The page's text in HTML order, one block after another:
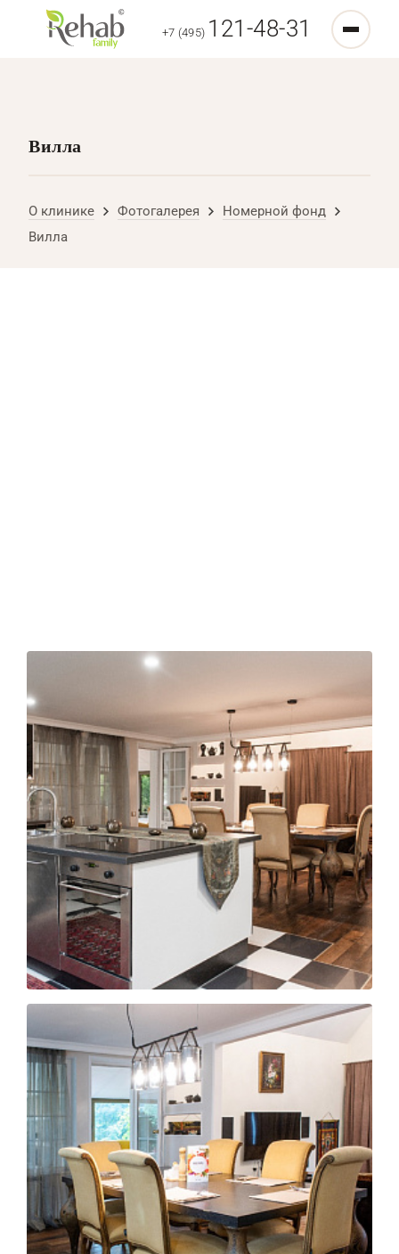
+7 (495) 121-48-31
Вилла
О клинике Фотогалерея
Номерной фонд
Вилла